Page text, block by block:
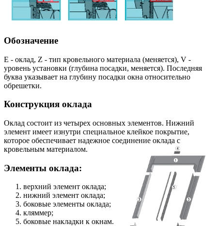
Обозначение
E - оклад, Z - тип кровельного материала (меняется), V -
уровень установки (глубина посадки, меняется). Последняя
буква указывает на глубину посадки окна относительно
обрешетки.
Конструкция оклада
Оклад состоит из четырех основных элементов. Нижний
элемент имеет изнутри специальное клейкое покрытие,
которое обеспечивает надежное соединение оклада с
кровельным материалом.
Элементы оклада:
верхний элемент оклада;
нижний элемент оклада;
боковые элементы оклада;
кляммер;
боковые накладки к окнам.